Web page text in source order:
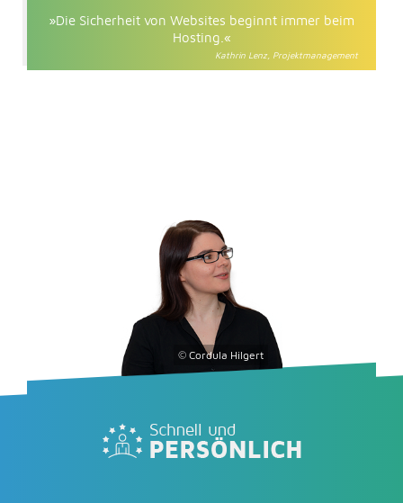
© Cordula Hilgert
»Die Sicherheit von Websites beginnt immer beim
Hosting.«
Kathrin Lenz, Projektmanagement